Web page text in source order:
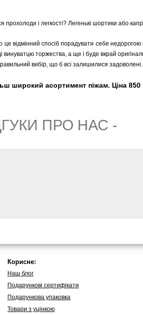
і легкості? Легенькі шортики або
відмінний спосіб порадувати себе
торжества, а ще і буде вкрай
вибір, що б всі залишилися задоволені.
широкий асортимент піжам. Ціна 850
ПРО НАС -
Корисне:
Наш блог
Подарункові сертифікати
Подарункова упаковка
Товари з уцінкою